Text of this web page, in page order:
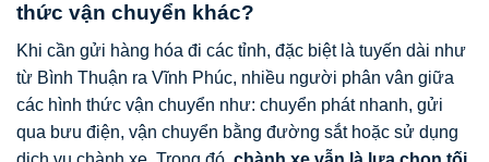
thức vận chuyển khác?
Khi cần gửi hàng hóa đi các tỉnh, đặc biệt là tuyến dài như
từ Bình Thuận ra Vĩnh Phúc, nhiều người phân vân giữa
các hình thức vận chuyển như: chuyển phát nhanh, gửi
qua bưu điện, vận chuyển bằng đường sắt hoặc sử dụng